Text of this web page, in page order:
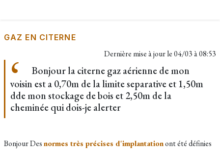
GAZ EN CITERNE
Dernière mise à jour le04/03 à 08:53
Bonjour la citerne gaz aérienne de mon
voisin est a 0,70m de la limite separative et 1,50m
dde mon stockage de bois et 2,50m de la
cheminée qui dois-je alerter
Bonjour Desnormes très précises d'implantationont été définies